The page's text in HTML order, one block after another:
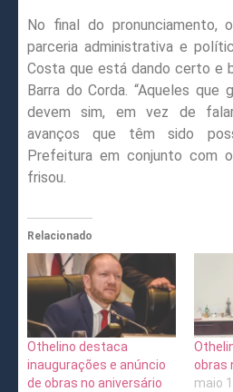
No final do pronunciamento,
parceria administrativa e
Costa que está dando certo e
Barra do Corda. “Aqueles que
devem sim, em vez de
avanços que têm sido
Prefeitura em conjunto com o
frisou.
Relacionado
Othelino destaca
inaugurações e anúncio
de obras no aniversário
obras
maio